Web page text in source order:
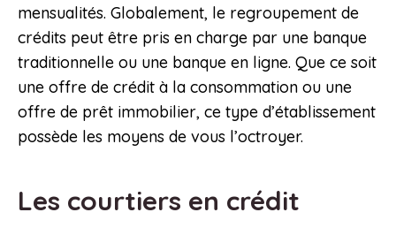
mensualités. Globalement, le regroupement de
crédits peut être pris en charge par une banque
traditionnelle ou une banque en ligne. Que ce soit
une offre de crédit à la consommation ou une
offre de prêt immobilier, ce type d’établissement
possède les moyens de vous l’octroyer.
Les courtiers en crédit